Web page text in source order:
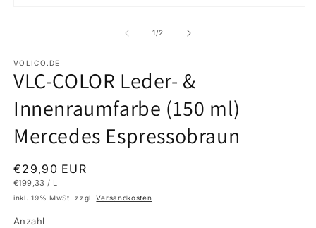
1/von
2
VOLICO.DE
VLC-COLOR Leder- &
Innenraumfarbe (150 ml)
Mercedes Espressobraun
Normaler
Preis
€29,90 EUR
GRUNDPREIS
€199,33 / PRO
L
inkl. 19% MwSt. zzgl.Versandkosten
Anzahl